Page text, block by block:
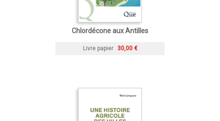
Chlordécone aux Antilles
Livre papier 30,00 €